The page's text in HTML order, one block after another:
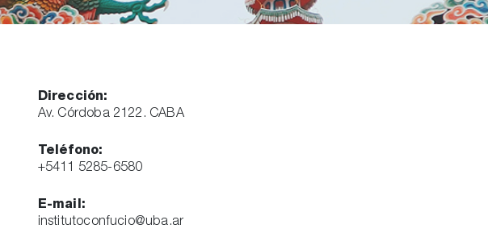
Dirección:
Av. Córdoba 2122. CABA
Teléfono:
+5411 5285-6580
E-mail:
institutoconfucio@uba.ar